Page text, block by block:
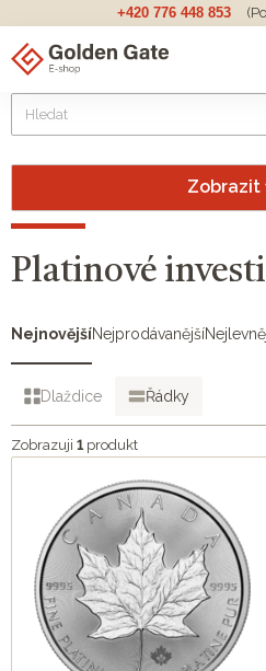
+420 776 448 853
Zobrazit
Platinové
NejnovějšíNejprodávanější
Dlaždice Řádky
Zobrazuji 1 produkt